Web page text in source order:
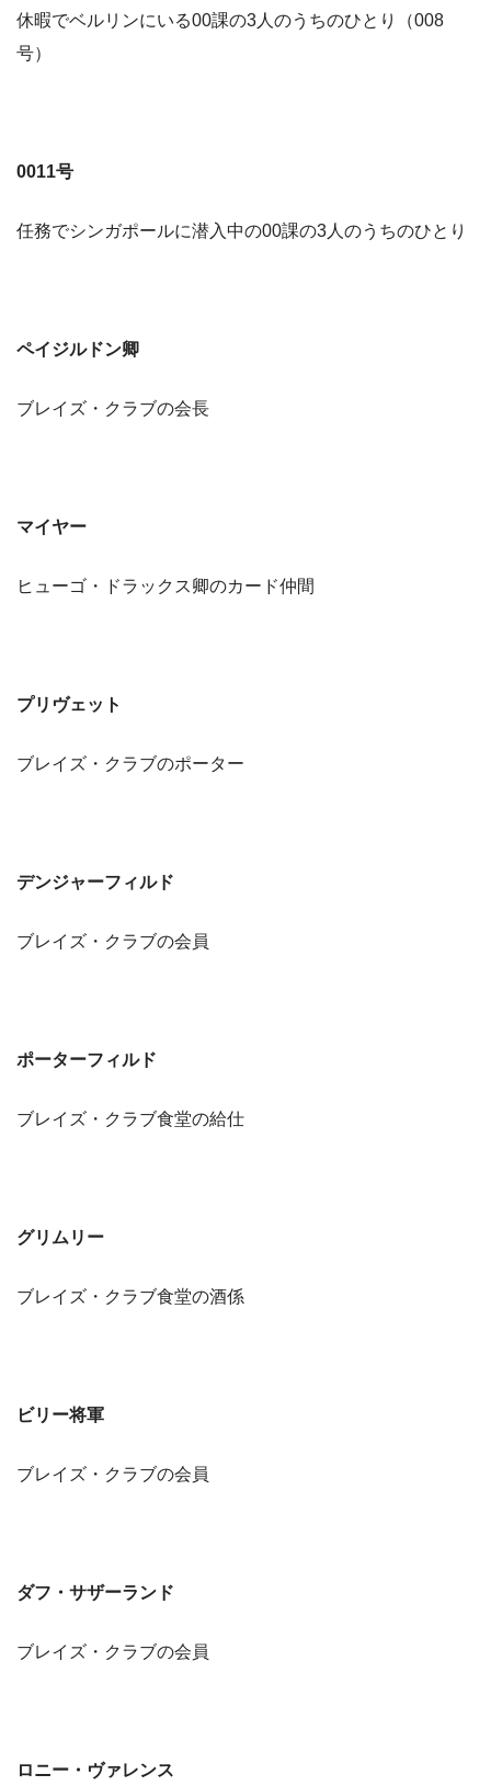
休暇でベルリンにいる00課の3人のうちのひとり（008
号）
0011号
任務でシンガポールに潜入中の00課の3人のうちのひとり
ペイジルドン卿
ブレイズ・クラブの会長
マイヤー
ヒューゴ・ドラックス卿のカード仲間
プリヴェット
ブレイズ・クラブのポーター
デンジャーフィルド
ブレイズ・クラブの会員
ポーターフィルド
ブレイズ・クラブ食堂の給仕
グリムリー
ブレイズ・クラブ食堂の酒係
ビリー将軍
ブレイズ・クラブの会員
ダフ・サザーランド
ブレイズ・クラブの会員
ロニー・ヴァレンス